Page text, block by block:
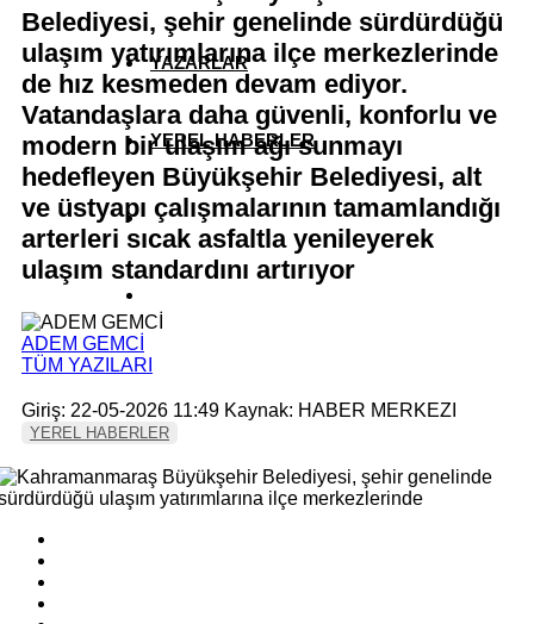
YAZARLAR
YEREL HABERLER
Belediyesi, şehir genelinde sürdürdüğü
ulaşım yatırımlarına ilçe merkezlerinde
de hız kesmeden devam ediyor.
Vatandaşlara daha güvenli, konforlu ve
modern bir ulaşım ağı sunmayı
hedefleyen Büyükşehir Belediyesi, alt
ve üstyapı çalışmalarının tamamlandığı
arterleri sıcak asfaltla yenileyerek
ulaşım standardını artırıyor
ADEM GEMCİ
TÜM YAZILARI
Giriş: 22-05-2026 11:49 Kaynak: HABER MERKEZI
YEREL HABERLER